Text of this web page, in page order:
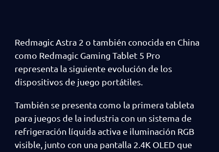
Redmagic Astra 2 o también conocida en China
como Redmagic Gaming Tablet 5 Pro
representa la siguiente evolución de los
dispositivos de juego portátiles.
También se presenta como la primera tableta
para juegos de la industria con un sistema de
refrigeración líquida activa e iluminación RGB
visible, junto con una pantalla 2.4K OLED que